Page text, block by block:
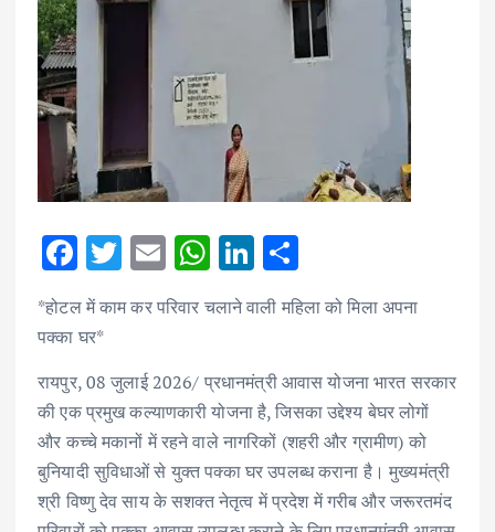
F
ac
e
b
o
o
k
T
it
r
E
m
ai
W
at
A
p
p
Li
n
k
dI
n
h
ar
*होटल में काम कर परिवार चलाने वाली महिला को मिला अपना
पक्का घर*
रायपुर, 08 जुलाई 2026/ प्रधानमंत्री आवास योजना भारत सरकार
की एक प्रमुख कल्याणकारी योजना है, जिसका उद्देश्य बेघर लोगों
और कच्चे मकानों में रहने वाले नागरिकों (शहरी और ग्रामीण) को
बुनियादी सुविधाओं से युक्त पक्का घर उपलब्ध कराना है। मुख्यमंत्री
श्री विष्णु देव साय के सशक्त नेतृत्व में प्रदेश में गरीब और जरूरतमंद